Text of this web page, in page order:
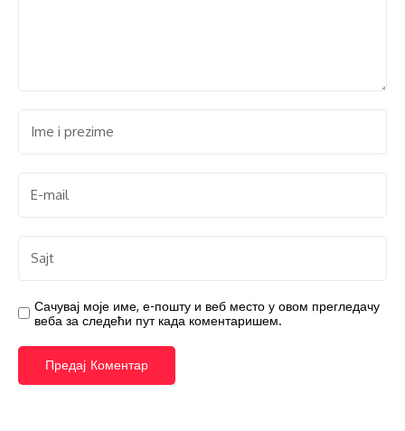
Сачувај моје име, е-пошту и веб место у овом прегледачу
веба за следећи пут када коментаришем.